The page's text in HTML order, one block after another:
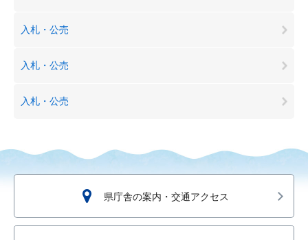
入札・公売
入札・公売
入札・公売
県庁舎の案内・交通アクセス